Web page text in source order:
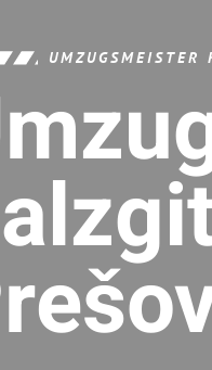
UMZUGSMEISTER